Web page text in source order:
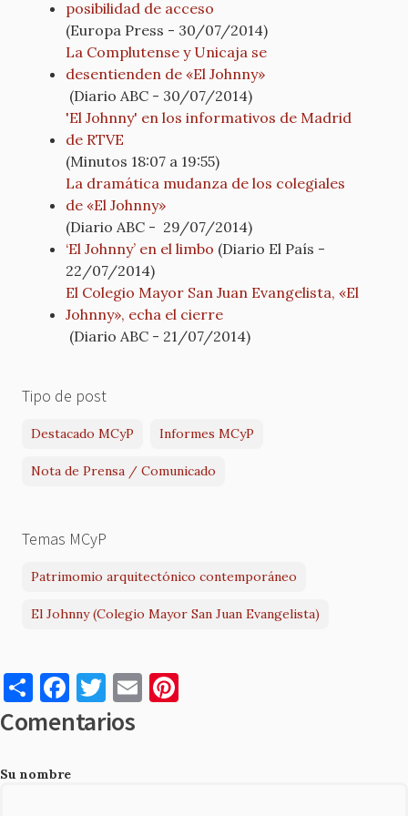
posibilidad de acceso
(Europa Press - 30/07/2014)
La Complutense y Unicaja se
desentienden de «El Johnny»
(Diario ABC - 30/07/2014)
'El Johnny' en los informativos de Madrid
de RTVE
(Minutos 18:07 a 19:55)
La dramática mudanza de los colegiales
de «El Johnny»
(Diario ABC - 29/07/2014)
‘El Johnny’ en el limbo (Diario El País -
22/07/2014)
El Colegio Mayor San Juan Evangelista, «El
Johnny», echa el cierre
(Diario ABC - 21/07/2014)
Tipo de post
Destacado MCyP Informes MCyP
Nota de Prensa / Comunicado
Temas MCyP
Patrimomio arquitectónico contemporáneo
El Johnny (Colegio Mayor San Juan Evangelista)
S
h
ar
e
F
a
c
e
T
w
it
E
m
Comentarios
Su nombre